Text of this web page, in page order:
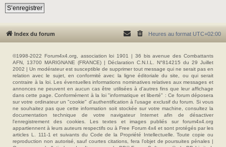
S’enregistrer
Index du forum Heures au format UTC+02:00
©1998-2022 Forum4x4.org, association loi 1901 | 36 bis avenue des Combattants
AFN, 13700 MARIGNANE (FRANCE) | Déclaration C.N.I.L. N°814215 du 29 Juillet
2002 | Un modérateur est susceptible de supprimer tout message qui ne serait pas en
relation avec le sujet, en conformité avec la ligne éditoriale du site, ou qui serait
contraire à la loi. Les éventuelles informations nominatives relatives aux messages et
annonces ne peuvent en aucun cas être utilisées à d'autres fins que leur affichage
dans cette page. Conformément à la loi "informatique et liberté" : Ce forum déposera
sur votre ordinateur un "cookie" d’authentification à l'usage exclusif du forum. Si vous
ne souhaitez pas que cette information soit stockée sur votre machine, consultez la
documentation technique de votre navigateur Internet afin de désactiver
l'enregistrement des cookies. Les textes et images publiés sur forum4x4.org
appartiennent à leurs auteurs respectifs ou à Free Forum 4x4 et sont protégés par les
articles L. 111-1 et suivants du Code de la Propriété Intellectuelle. Toute copie ou
reproduction non autorisé, sauf courtes citations, fera l'objet de poursuites pénales |